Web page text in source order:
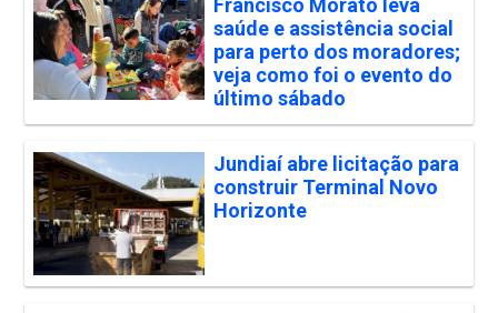
Francisco Morato leva
saúde e assistência social
para perto dos moradores;
veja como foi o evento do
último sábado
Jundiaí abre licitação para
construir Terminal Novo
Horizonte